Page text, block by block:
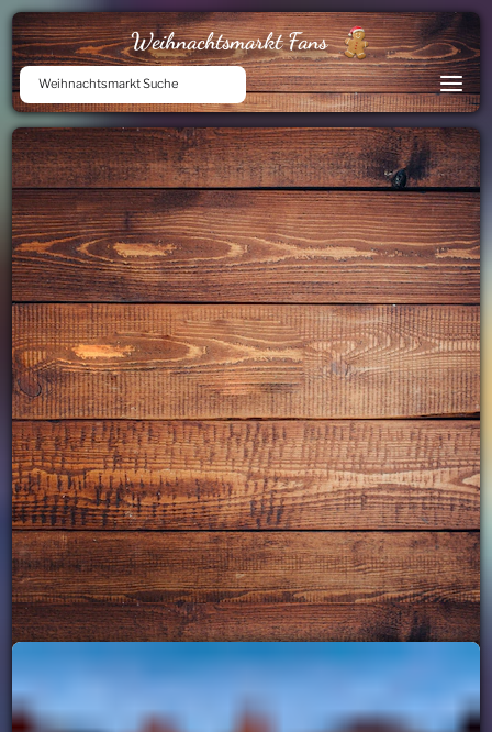
Weihnachtsmarkt Fans
Weihnachtsmarkt Suche